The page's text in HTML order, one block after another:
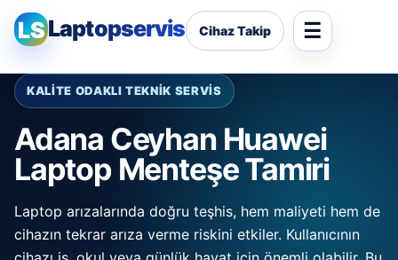
LSLaptopservis Cihaz Takip
KALİTE ODAKLI TEKNİK SERVİS
Adana Ceyhan Huawei
Laptop Menteşe Tamiri
Laptop arızalarında doğru teşhis, hem maliyeti hem de
cihazın tekrar arıza verme riskini etkiler. Kullanıcının